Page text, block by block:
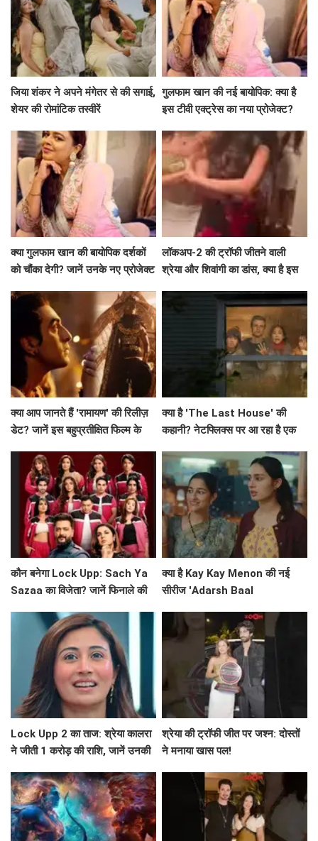
जिया शंकर ने अपने मंगेतर से की सगाई,
शेयर की रोमांटिक तस्वीरें
गुलफाम खान की नई बायोपिक: क्या है
इस टीवी एक्ट्रेस का नया प्रोजेक्ट?
क्या गुलफाम खान की बायोपिक दर्शकों
को चौंका देगी? जानें उनके नए प्रोजेक्ट
लॉकअप-2 की ट्रॉफी जीतने वाली
श्रेया और शिवांगी का डांस, क्या है इस
क्या आप जानते हैं 'रामायण' की रिलीज़
डेट? जानें इस बहुप्रतीक्षित फिल्म के
क्या है 'The Last House' की
कहानी? नेटफ्लिक्स पर आ रहा है एक
कौन बनेगा Lock Upp: Sach Ya
Sazaa का विजेता? जानें फिनाले की
क्या है Kay Kay Menon की नई
सीरीज 'Adarsh Baal
Lock Upp 2 का ताज: श्रेया कालरा
ने जीती 1 करोड़ की राशि, जानें उनकी
श्रेया की ट्रॉफी जीत पर जश्न: दोस्तों
ने मनाया खास पल!